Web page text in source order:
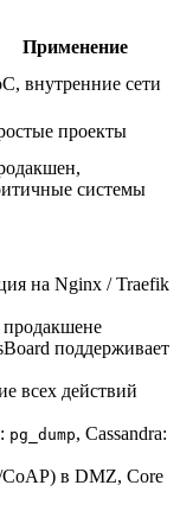
Применение
внутренние сети
проекты
системы
на Nginx / Traefik
продакшене
поддерживает
всех действий
pg_dump, Cassandra:
в DMZ, Core